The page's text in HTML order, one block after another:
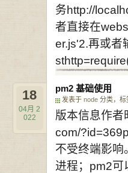
务http://
者直接在
er.js'2.再或者
pm2 基础使用
发表于 node 分类，标
18
04月 2
022
版本信息作
com/
不受终端影
进程；pm2